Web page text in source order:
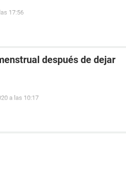
17:56
después de dejar
a las 10:17